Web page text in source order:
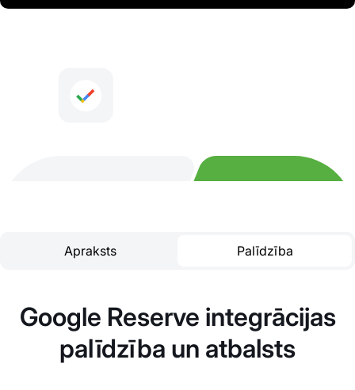
Apraksts Palīdzība
Google Reserve integrācijas
palīdzība un atbalsts